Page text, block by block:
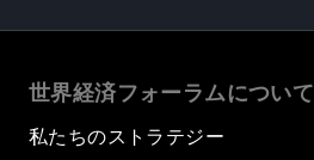
世界経済フォーラムについて
私たちのストラテジー